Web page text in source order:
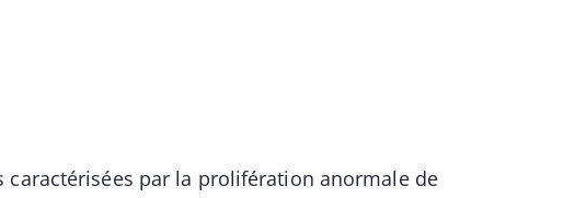
par la prolifération anormale de